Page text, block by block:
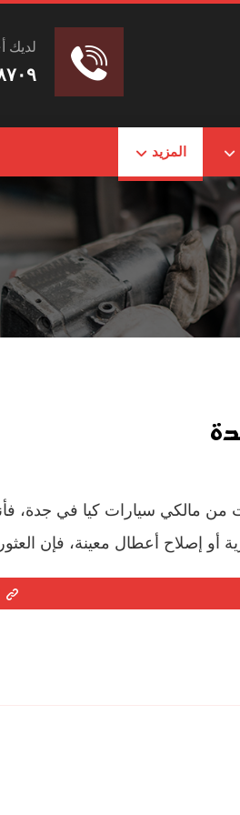
لديك
المزيد
من مالكي سيارات كيا في جدة،
أو إصلاح أعطال معينة، فإن